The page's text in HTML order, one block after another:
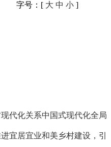
字号：[ 大 中 小]
代化关系中国式现代化全局
宜居宜业和美乡村建设，引